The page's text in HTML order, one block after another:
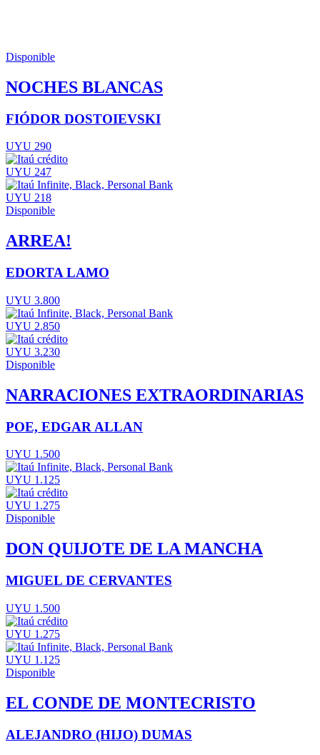
Disponible
NOCHES BLANCAS
FIÓDOR DOSTOIEVSKI
UYU 290
UYU 247
UYU 218
Disponible
ARREA!
EDORTA LAMO
UYU 3.800
UYU 2.850
UYU 3.230
Disponible
NARRACIONES EXTRAORDINARIAS
POE, EDGAR ALLAN
UYU 1.500
UYU 1.125
UYU 1.275
Disponible
DON QUIJOTE DE LA MANCHA
MIGUEL DE CERVANTES
UYU 1.500
UYU 1.275
UYU 1.125
Disponible
EL CONDE DE MONTECRISTO
ALEJANDRO (HIJO) DUMAS